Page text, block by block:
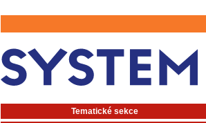
Tematické sekce